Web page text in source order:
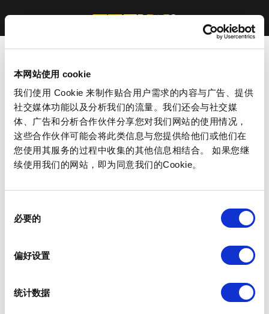
本网站使用 cookie
我们使用 Cookie 来制作贴合用户需求的内容与广告、提供
社交媒体功能以及分析我们的流量。我们还会与社交媒
体、广告和分析合作伙伴分享您对我们网站的使用情况，
这些合作伙伴可能会将此类信息与您提供给他们或他们在
您使用其服务的过程中收集的其他信息相结合。 如果您继
续使用我们的网站，即为同意我们的Cookie。
必要的
偏好设置
统计数据